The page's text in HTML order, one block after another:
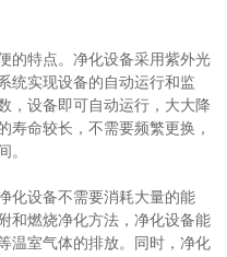
特点。净化设备采用紫外光
统实现设备的自动运行和监
，设备即可自动运行，大大降
寿命较长，不需要频繁更换，
。
设备不需要消耗大量的能
和燃烧净化方法，净化设备能
温室气体的排放。同时，净化